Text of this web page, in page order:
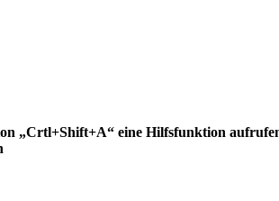
„Crtl+Shift+A“ eine Hilfsfunktion